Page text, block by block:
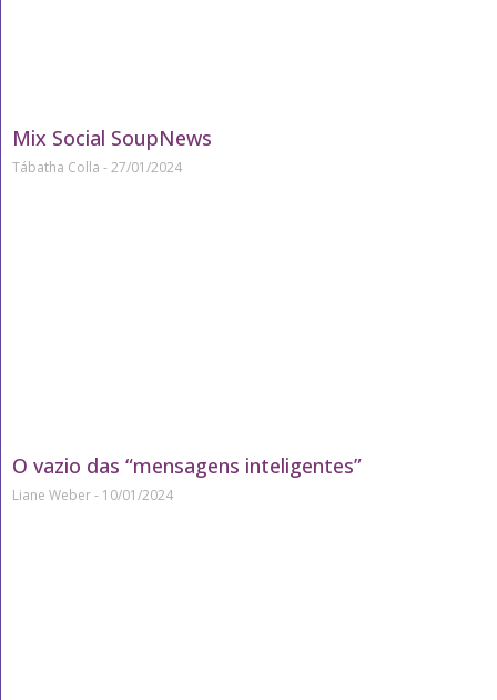
Mix Social SoupNews
Tábatha Colla 27/01/2024
O vazio das “mensagens inteligentes”
Liane Weber 10/01/2024